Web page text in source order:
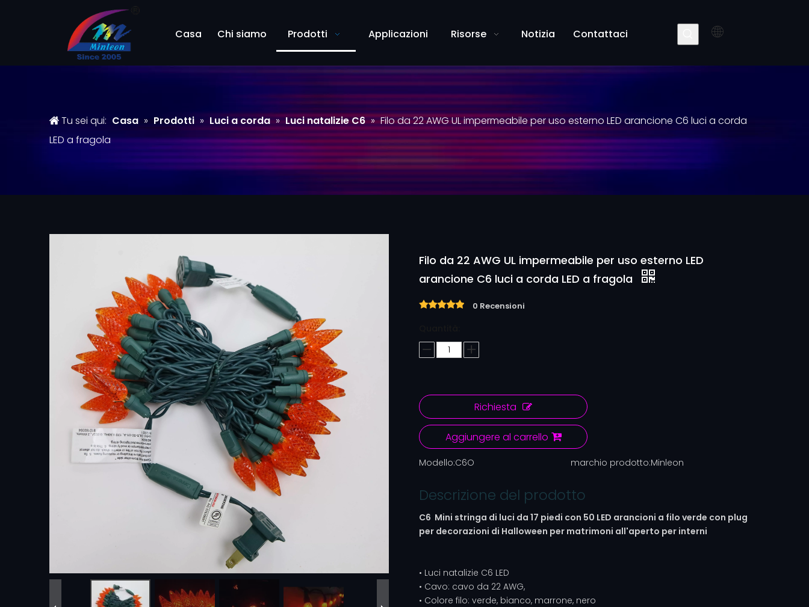
Casa Chi siamo Prodotti Applicazioni Risorse Notizia Contattaci
Tu sei qui: Casa » Prodotti » Luci a corda » Luci natalizie C6 » Filo da 22 AWG UL impermeabile per uso esterno LED arancione C6 luci a corda
LED a fragola
Filo da 22 AWG UL impermeabile per uso esterno LED
arancione C6 luci a corda LED a fragola
0 Recensioni
Richiesta
Aggiungere al carrello
Modello:C6O marchio prodotto:Minleon
Descrizione del prodotto
C6 Mini stringa di luci da 17 piedi con 50 LED arancioni a filo verde con plug
per decorazioni di Halloween per matrimoni all'aperto per interni
• Luci natalizie C6 LED
• Cavo: cavo da 22 AWG,
• Colore filo: verde, bianco, marrone, nero